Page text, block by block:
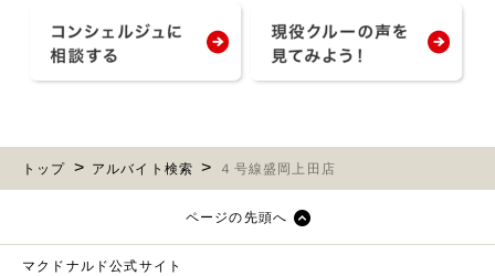
トップ アルバイト検索 ４号線盛岡上田店
ページの先頭へ
マクドナルド公式サイト